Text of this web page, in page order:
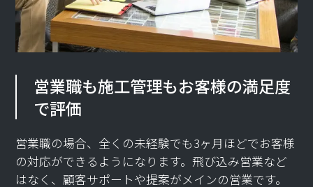
営業職も施工管理もお客様の満足度
で評価
営業職の場合、全くの未経験でも3ヶ月ほどでお客様
の対応ができるようになります。飛び込み営業など
はなく、顧客サポートや提案がメインの営業です。